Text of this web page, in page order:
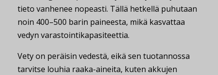
tieto vanhenee nopeasti. Tällä hetkellä puhutaan
noin 400–500 barin paineesta, mikä kasvattaa
vedyn varastointikapasiteettia.
Vety on peräisin vedestä, eikä sen tuotannossa
tarvitse louhia raaka-aineita, kuten akkujen